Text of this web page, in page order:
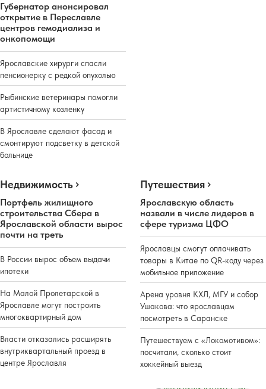
Губернатор анонсировал
открытие в Переславле
центров гемодиализа и
онкопомощи
Ярославские хирурги спасли
пенсионерку с редкой опухолью
Рыбинские ветеринары помогли
артистичному козленку
В Ярославле сделают фасад и
смонтируют подсветку в детской
больнице
Недвижимость
Портфель жилищного
строительства Сбера в
Ярославской области вырос
почти на треть
В России вырос объем выдачи
ипотеки
На Малой Пролетарской в
Ярославле могут построить
многоквартирный дом
Власти отказались расширять
внутриквартальный проезд в
центре Ярославля
Путешествия
Ярославскую область
назвали в числе лидеров в
сфере туризма ЦФО
Ярославцы смогут оплачивать
товары в Китае по QR-коду через
мобильное приложение
Арена уровня КХЛ, МГУ и собор
Ушакова: что ярославцам
посмотреть в Саранске
Путешествуем с «Локомотивом»:
посчитали, сколько стоит
хоккейный выезд